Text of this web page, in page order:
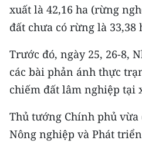
THỜI NAY
NHÂN DÂN CUỐI TUẦN
NHÂN DÂN HẰNG THÁNG
MUA BÁO
ĐỌC BÁO IN
xuất là 42,16 ha (rừng
đất chưa có rừng là 33,38
Trước đó, ngày 25, 26-8,
các bài phản ánh thực
chiếm đất lâm nghiệp tại
Thủ tướng Chính phủ vừa
Nông nghiệp và Phát